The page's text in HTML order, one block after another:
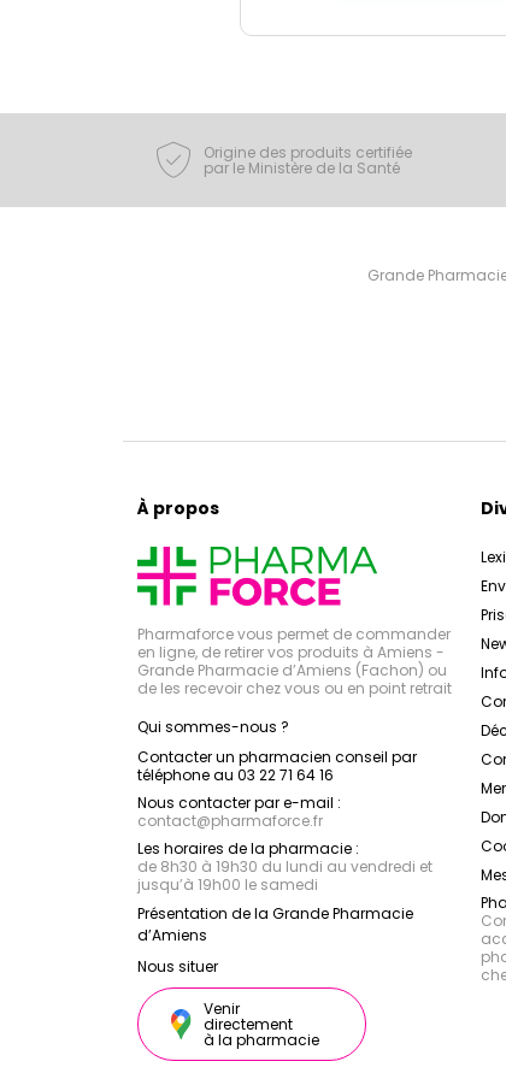
Origine des produits certifiée
par le Ministère de la Santé
Grande
À propos
Pharmaforce vous permet de commander
en ligne, de retirer vos produits à Amiens -
Grande Pharmacie d’Amiens (Fachon) ou
de les recevoir chez vous ou en point retrait
Qui sommes-nous ?
Contacter un pharmacien conseil par
téléphone au 03 22 71 64 16
Nous contacter par e-mail :
contact@pharmaforce.fr
Les horaires de la pharmacie :
de 8h30 à 19h30 du lundi au vendredi et
jusqu’à 19h00 le samedi
Présentation de la Grande Pharmacie
d’Amiens
Nous situer
Venir
directement
à la pharmacie